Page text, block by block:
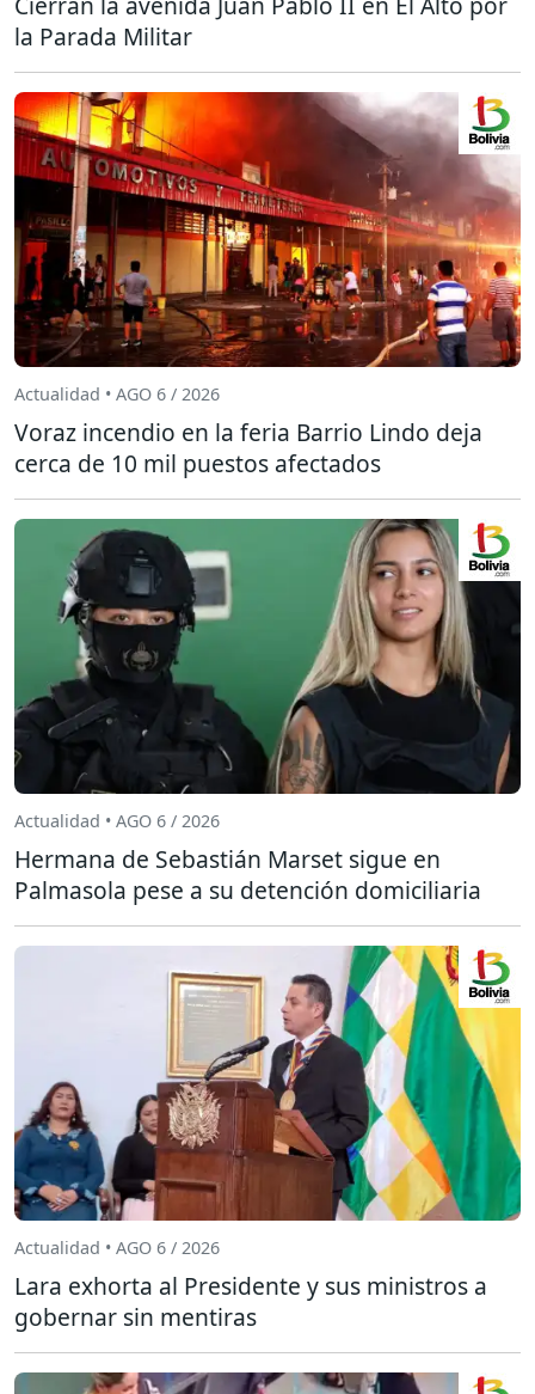
la Parada Militar
Actualidad • AGO 6 / 2026
Voraz incendio en la feria Barrio Lindo deja
cerca de 10 mil puestos afectados
Actualidad • AGO 6 / 2026
Hermana de Sebastián Marset sigue en
Palmasola pese a su detención domiciliaria
Actualidad • AGO 6 / 2026
Lara exhorta al Presidente y sus ministros a
gobernar sin mentiras